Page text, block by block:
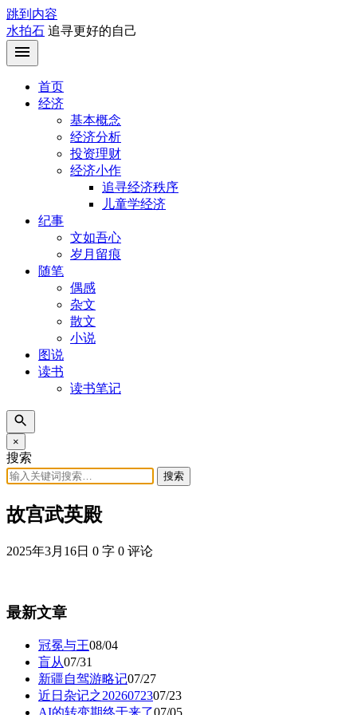
跳到内容
水拍石 追寻更好的自己
首页
经济
基本概念
经济分析
投资理财
经济小作
追寻经济秩序
儿童学经济
纪事
文如吾心
岁月留痕
随笔
偶感
杂文
散文
小说
图说
读书
读书笔记
×
搜索
搜索
故宫武英殿
2025年3月16日 0 字 0 评论
最新文章
冠冕与王08/04
盲从07/31
新疆自驾游略记07/27
近日杂记之2026072307/23